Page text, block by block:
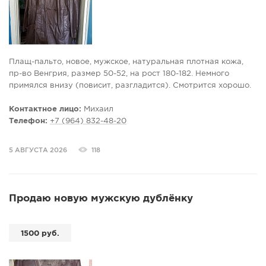
Плащ-пальто, новое, мужское, натуральная плотная кожа,
пр-во Венгрия, размер 50-52, на рост 180-182. Немного
примялся внизу (повисит, разгладится). Смотрится хорошо.
Контактное лицо: Михаил
Телефон: +7 (964) 832-48-20
5 АВГУСТА 2026 118
Продаю новую мужскую дублёнку
1500 руб.